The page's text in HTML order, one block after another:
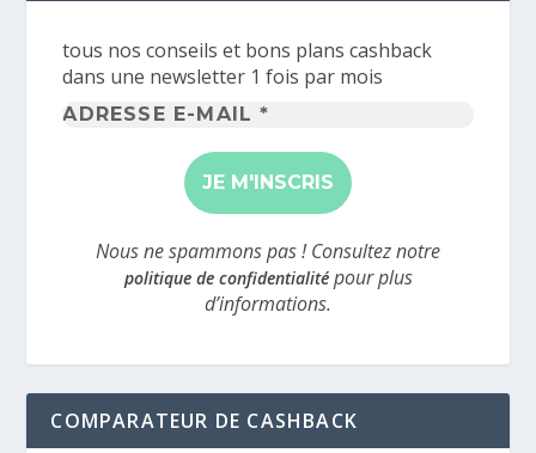
tous nos conseils et bons plans cashback
dans une newsletter 1 fois par mois
Adresse
mail
*
Nous ne spammons pas ! Consultez notre
politique de confidentialitépour plus
d’informations.
COMPARATEUR DE CASHBACK